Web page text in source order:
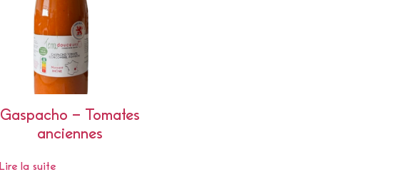
Gaspacho – Tomates
anciennes
Lire la suite